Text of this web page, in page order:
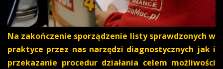
Na zakończenie sporządzenie listy sprawdzonych w
praktyce przez nas narzędzi diagnostycznych jak i
przekazanie procedur działania celem możliwości